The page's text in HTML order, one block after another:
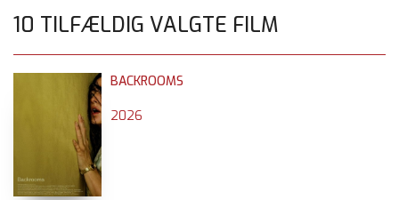
10 TILFÆLDIG VALGTE FILM
BACKROOMS
2026